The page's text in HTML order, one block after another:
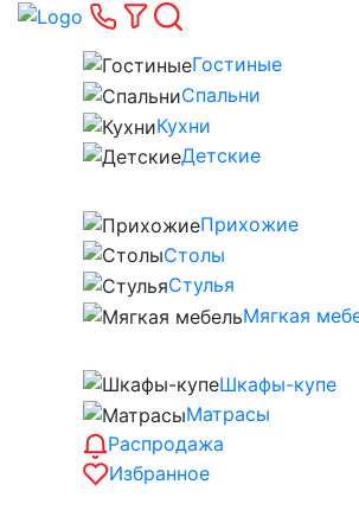
Гостиные
Спальни
Кухни
Детские
Прихожие
Столы
Стулья
Мягкая
Шкафы-купе
Матрасы
Распродажа
Избранное